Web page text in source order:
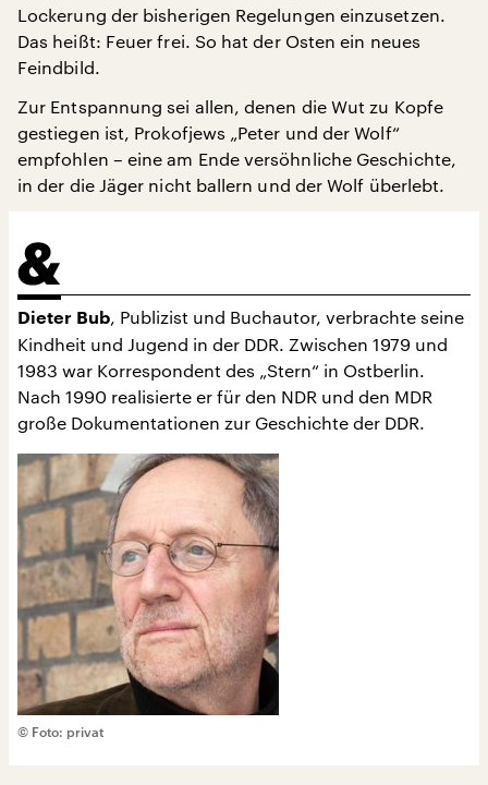
Lockerung der bisherigen Regelungen einzusetzen.
Das heißt: Feuer frei. So hat der Osten ein neues
Feindbild.
Zur Entspannung sei allen, denen die Wut zu Kopfe
gestiegen ist, Prokofjews „Peter und der Wolf“
empfohlen – eine am Ende versöhnliche Geschichte,
in der die Jäger nicht ballern und der Wolf überlebt.
Dieter Bub, Publizist und Buchautor, verbrachte seine
Kindheit und Jugend in der DDR. Zwischen 1979 und
1983 war Korrespondent des „Stern“ in Ostberlin.
Nach 1990 realisierte er für den NDR und den MDR
große Dokumentationen zur Geschichte der DDR.
© Foto: privat